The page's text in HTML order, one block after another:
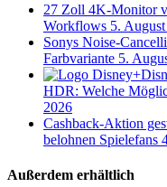
27 Zoll 4K-Monitor
Workflows 5.
Sonys Noise-
Farbvariante 5.
HDR: Welche
2026
Cashback-Aktion
belohnen Spielefans
Außerdem erhältlich